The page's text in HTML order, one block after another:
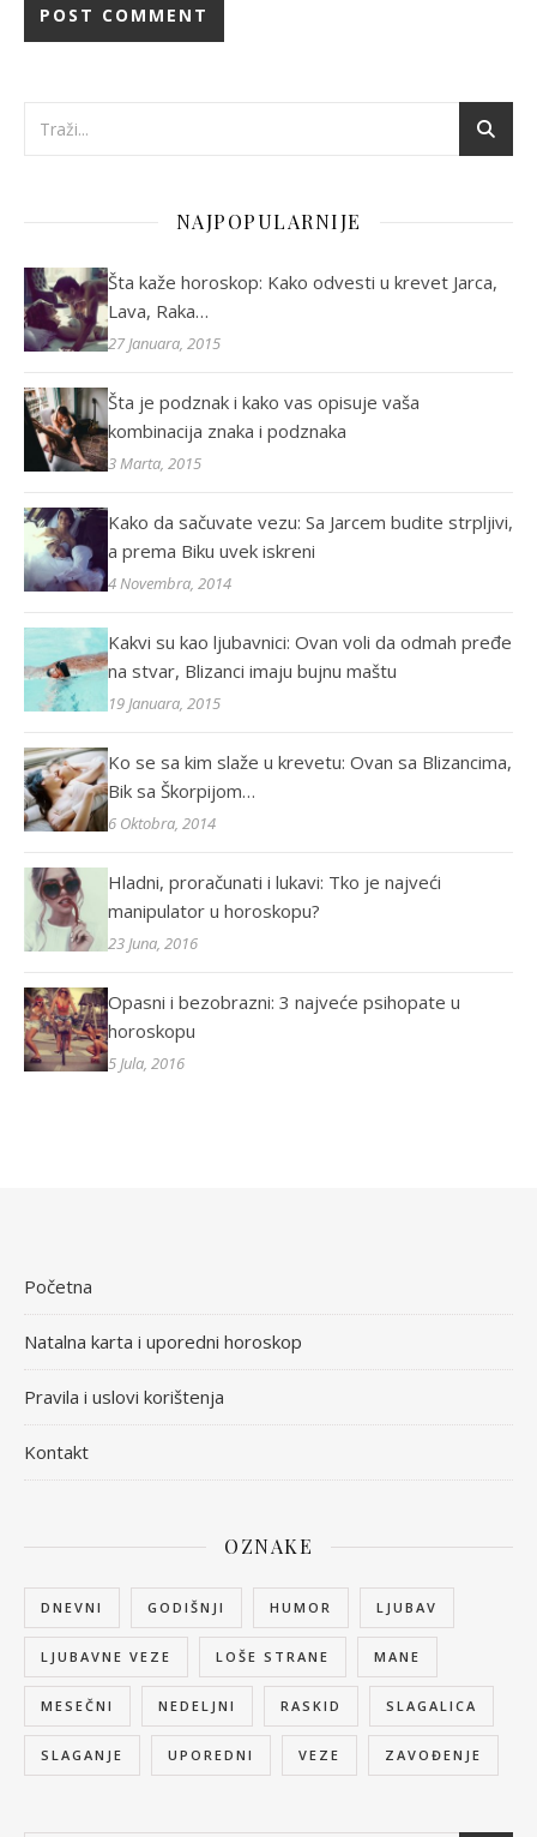
NAJPOPULARNIJE
Šta kaže horoskop: Kako odvesti u krevet Jarca,
Lava, Raka…
27 Januara, 2015
Šta je podznak i kako vas opisuje vaša
kombinacija znaka i podznaka
3 Marta, 2015
Kako da sačuvate vezu: Sa Jarcem budite strpljivi,
a prema Biku uvek iskreni
4 Novembra, 2014
Kakvi su kao ljubavnici: Ovan voli da odmah pređe
na stvar, Blizanci imaju bujnu maštu
19 Januara, 2015
Ko se sa kim slaže u krevetu: Ovan sa Blizancima,
Bik sa Škorpijom…
6 Oktobra, 2014
Hladni, proračunati i lukavi: Tko je najveći
manipulator u horoskopu?
23 Juna, 2016
Opasni i bezobrazni: 3 najveće psihopate u
horoskopu
5 Jula, 2016
Početna
Natalna karta i uporedni horoskop
Pravila i uslovi korištenja
Kontakt
OZNAKE
DNEVNI GODIŠNJI HUMOR LJUBAV
LJUBAVNE VEZE LOŠE STRANE MANE
MESEČNI NEDELJNI RASKID SLAGALICA
SLAGANJE UPOREDNI VEZE ZAVOĐENJE